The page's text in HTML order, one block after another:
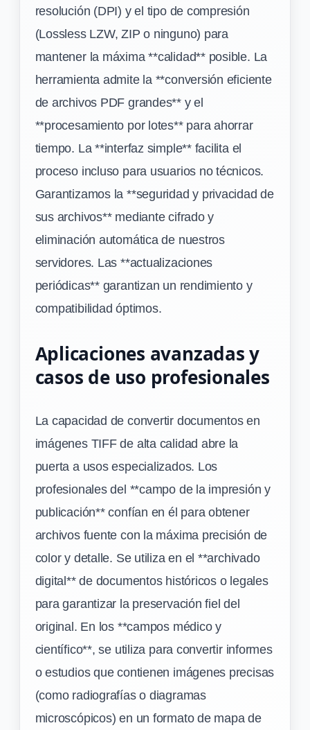
resolución (DPI) y el tipo de compresión
(Lossless LZW, ZIP o ninguno) para
mantener la máxima **calidad** posible. La
herramienta admite la **conversión eficiente
de archivos PDF grandes** y el
**procesamiento por lotes** para ahorrar
tiempo. La **interfaz simple** facilita el
proceso incluso para usuarios no técnicos.
Garantizamos la **seguridad y privacidad de
sus archivos** mediante cifrado y
eliminación automática de nuestros
servidores. Las **actualizaciones
periódicas** garantizan un rendimiento y
compatibilidad óptimos.
Aplicaciones avanzadas y
casos de uso profesionales
La capacidad de convertir documentos en
imágenes TIFF de alta calidad abre la
puerta a usos especializados. Los
profesionales del **campo de la impresión y
publicación** confían en él para obtener
archivos fuente con la máxima precisión de
color y detalle. Se utiliza en el **archivado
digital** de documentos históricos o legales
para garantizar la preservación fiel del
original. En los **campos médico y
científico**, se utiliza para convertir informes
o estudios que contienen imágenes precisas
(como radiografías o diagramas
microscópicos) en un formato de mapa de